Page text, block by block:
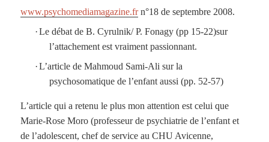
www.psychomediamagazine.frn°18 de septembre 2008.
· Le débat de B. Cyrulnik/ P. Fonagy (pp 15-22)sur
l’attachement est vraiment passionnant.
· L’article de Mahmoud Sami-Ali sur la
psychosomatique de l’enfant aussi (pp. 52-57)
L’article qui a retenu le plus mon attention est celui que
Marie-Rose Moro (professeur de psychiatrie de l’enfant et
de l’adolescent, chef de service au CHU Avicenne,